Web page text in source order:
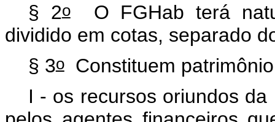
§ 2oO FGHab terá
dividido em cotas, separado
§ 3oConstituem
I - os recursos oriundos